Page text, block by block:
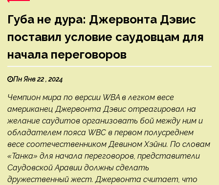
Губа не дура: Джервонта Дэвис
поставил условие саудовцам для
начала переговоров
Пн Янв 22 , 2024
Чемпион мира по версии WBA в легком весе
американец Джервонта Дэвис отреагировал на
желание саудитов организовать бой между ним и
обладателем пояса WBC в первом полусреднем
весе соотечественником Девином Хэйни. По словам
«Танка» для начала переговоров, представители
Саудовской Аравии должны сделать
дружественный жест. Джервонта считает, что